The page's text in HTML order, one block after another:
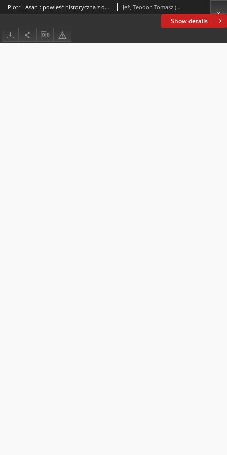
Show details
Piotr i Asan : powieść historyczna z dziejów Słowian bałkańskich z XII-go wieku Jeż, Teodor Tomasz (1824-1915)